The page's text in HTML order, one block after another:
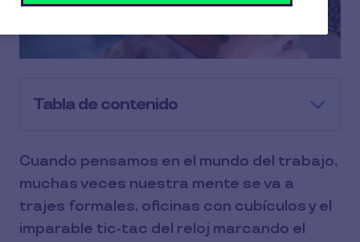
Tabla de contenido
Cuando pensamos en el mundo del trabajo,
muchas veces nuestra mente se va a
trajes formales, oficinas con cubículos y el
imparable tic-tac del reloj marcando el